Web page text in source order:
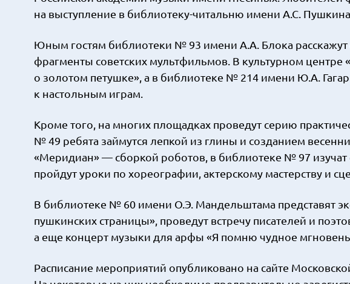
на выступление в библиотеку-читальню имени А.С.
Юным гостям библиотеки № 93 имени А.А. Блока расскажут
фрагменты советских мультфильмов. В культурном центре
о золотом петушке», а в библиотеке № 214 имени Ю.А.
к настольным играм.
Кроме того, на многих площадках проведут серию
№ 49 ребята займутся лепкой из глины и созданием
«Меридиан» — сборкой роботов, в библиотеке № 97
пройдут уроки по хореографии, актерскому мастерству и
В библиотеке № 60 имени О.Э. Мандельштама представят
пушкинских страницы», проведут встречу писателей и
а еще концерт музыки для арфы «Я помню чудное
Расписание мероприятий опубликовано на сайте